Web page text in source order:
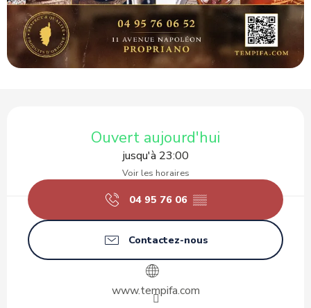
Ouvert aujourd'hui
jusqu'à 23:00
Voir les horaires
04 95 76 06 ▒▒
Contactez-nous
www.tempifa.com